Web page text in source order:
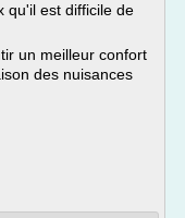
qu'il est difficile de
un meilleur confort
des nuisances